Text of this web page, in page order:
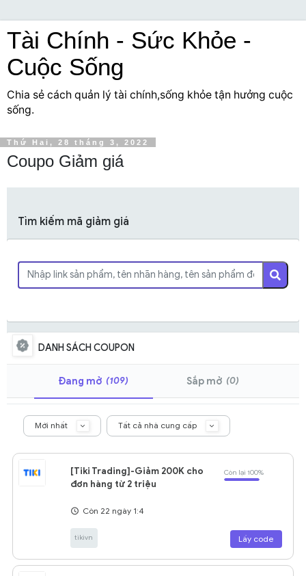
Tài Chính - Sức Khỏe -
Cuộc Sống
Chia sẻ cách quản lý tài chính,sống khỏe tận hưởng cuộc
sống.
Thứ Hai, 28 tháng 3, 2022
Coupo Giảm giá
Tìm kiếm mã giảm giá
DANH SÁCH COUPON
Đang mở (109) Sắp mở (0)
Mới nhất Tất cả nhà cung cấp
[Tiki Trading]-Giảm 200K cho
đơn hàng từ 2 triệu
Còn lại 100%
Còn 22 ngày 1:4
tikivn Lấy code